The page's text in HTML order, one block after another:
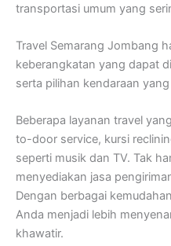
transportasi umum yang
Travel Semarang Jombang
keberangkatan yang dapat
serta pilihan kendaraan
Beberapa layanan travel
to-door service, kursi
seperti musik dan TV. Tak
menyediakan jasa
Dengan berbagai
Anda menjadi lebih
khawatir.